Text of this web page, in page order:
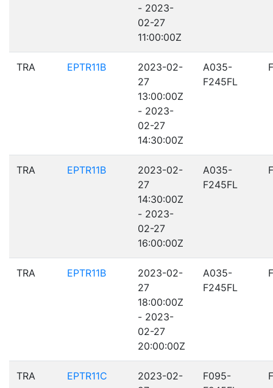
- 2023-
02-27
11:00:00Z
TRA EPTR11B
2023-02-
27
13:00:00Z
- 2023-
02-27
14:30:00Z
A035-
F245FL
TRA EPTR11B
2023-02-
27
14:30:00Z
- 2023-
02-27
16:00:00Z
A035-
F245FL
TRA EPTR11B
2023-02-
27
18:00:00Z
- 2023-
02-27
20:00:00Z
A035-
F245FL
TRA EPTR11C
2023-02-
F095-